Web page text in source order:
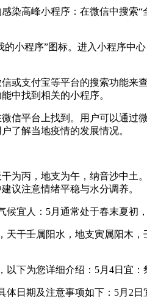
染高峰小程序：在微信中搜索
小程序”图标。进入小程序中
或支付宝等平台的搜索功能
中找到相关的小程序。
信平台上找到。用户可以通
了解当地疫情的发展情况。
为丙，地支为午，纳音沙中
议注意情绪平稳与水分调养。
宜人：5月通常处于春末夏初
天干壬属阳水，地支寅属阳木
以下为您详细介绍：5月4日宜
体日期及注意事项如下：5月2